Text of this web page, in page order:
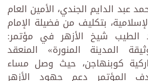
عبد الدايم الجندي، الأمين العام
بتكليف من فضيلة الإمام
الطيب شيخ الأزهر في مؤتمر:
المدينة المنورة» المنعقد
كوبنهاجن، حيث وصل مساء
المؤتمر دعم جهود الأزهر